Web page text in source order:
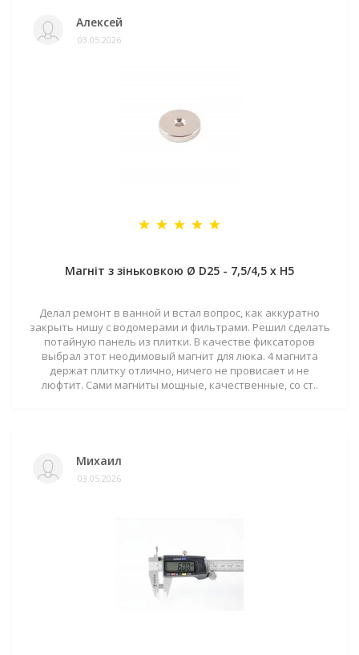
Алексей
03.05.2026
Магніт з зіньковкою Ø D25 - 7,5/4,5 х H5
Делал ремонт в ванной и встал вопрос, как аккуратно
закрыть нишу с водомерами и фильтрами. Решил сделать
потайную панель из плитки. В качестве фиксаторов
выбрал этот неодимовый магнит для люка. 4 магнита
держат плитку отлично, ничего не провисает и не
люфтит. Сами магниты мощные, качественные, со ст..
Михаил
03.05.2026